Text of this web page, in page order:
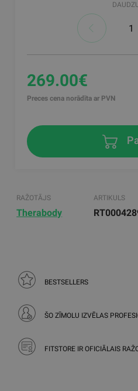
269.00€
Preces cena norādīta ar PVN
RAŽOTĀJS
Therabody
ARTIKULS
BESTSELLERS
ŠO ZĪMOLU IZVĒLAS
FITSTORE IR OFICIĀLAIS